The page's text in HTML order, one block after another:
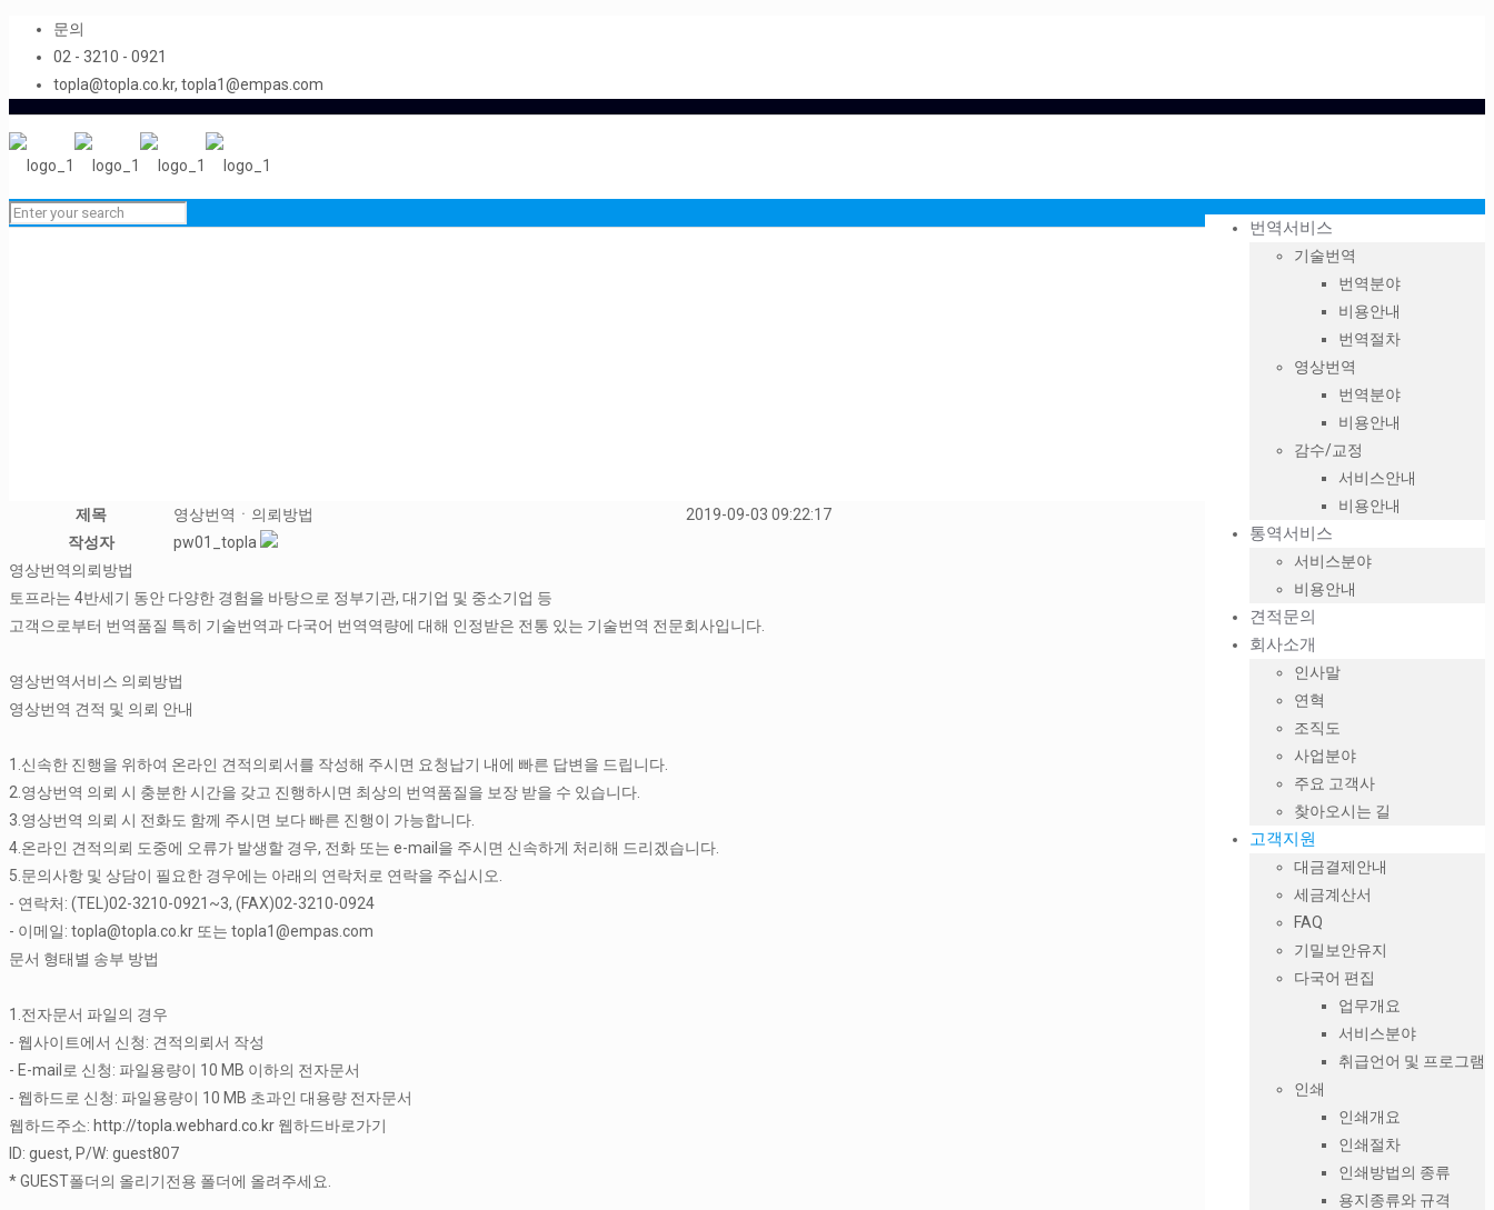
문의
02 - 3210 - 0921
topla@topla.co.kr, topla1@empas.com
번역서비스
기술번역
번역분야
비용안내
번역절차
영상번역
번역분야
비용안내
감수/교정
서비스안내
비용안내
통역서비스
서비스분야
비용안내
견적문의
회사소개
인사말
연혁
조직도
사업분야
주요 고객사
찾아오시는 길
고객지원
대금결제안내
세금계산서
FAQ
기밀보안유지
다국어 편집
업무개요
서비스분야
취급언어 및 프로그램
인쇄
인쇄개요
인쇄절차
인쇄방법의 종류
용지종류와 규격
제목 영상번역ㆍ의뢰방법
2019-09-03 09:22:17
작성자
pw01_topla
영상번역의뢰방법
토프라는 4반세기 동안 다양한 경험을 바탕으로 정부기관, 대기업 및 중소기업 등
고객으로부터 번역품질 특히 기술번역과 다국어 번역역량에 대해 인정받은 전통 있는 기술번역 전문회사입니다.
영상번역서비스 의뢰방법
영상번역 견적 및 의뢰 안내
1.신속한 진행을 위하여 온라인 견적의뢰서를 작성해 주시면 요청납기 내에 빠른 답변을 드립니다.
2.영상번역 의뢰 시 충분한 시간을 갖고 진행하시면 최상의 번역품질을 보장 받을 수 있습니다.
3.영상번역 의뢰 시 전화도 함께 주시면 보다 빠른 진행이 가능합니다.
4.온라인 견적의뢰 도중에 오류가 발생할 경우, 전화 또는 e-mail을 주시면 신속하게 처리해 드리겠습니다.
5.문의사항 및 상담이 필요한 경우에는 아래의 연락처로 연락을 주십시오.
- 연락처: (TEL)02-3210-0921~3, (FAX)02-3210-0924
- 이메일: topla@topla.co.kr 또는 topla1@empas.com
문서 형태별 송부 방법
1.전자문서 파일의 경우
- 웹사이트에서 신청: 견적의뢰서 작성
- E-mail로 신청: 파일용량이 10 MB 이하의 전자문서
- 웹하드로 신청: 파일용량이 10 MB 초과인 대용량 전자문서
웹하드주소: http://topla.webhard.co.kr 웹하드바로가기
ID: guest, P/W: guest807
* GUEST폴더의 올리기전용 폴더에 올려주세요.